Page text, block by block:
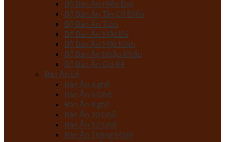
Bộ Bàn Ăn Hiện Đại
Bộ Bàn Ăn Tân Cổ Điển
Bộ Bàn Ăn Tròn
Bộ Bàn Ăn Mặt Đá
Bộ Bàn Ăn Mặt Kính
Bộ Bàn Ăn Nhập Khẩu
Bộ Bàn Ăn Giá Rẻ
Bàn Ăn Lẻ
Bàn Ăn 4 ghế
Bàn Ăn 6 Ghế
Bàn Ăn 8 ghế
Bàn Ăn 10 Ghế
Bàn Ăn 12 Ghế
Bàn Ăn Thông Minh